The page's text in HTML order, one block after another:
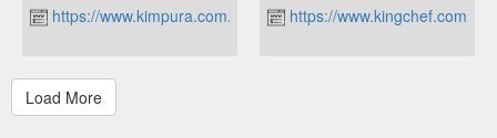
https://www.kimpura.com.ph https://www.kingchef.com.ph